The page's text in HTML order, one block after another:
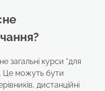
загальні курси “для
Це можуть бути
дистанційні